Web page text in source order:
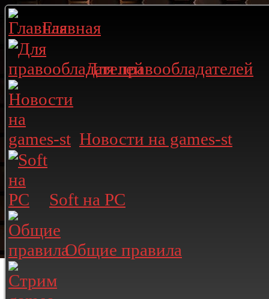
Главная
Для правообладателей
Новости на games-st
Soft на PC
Общие правила